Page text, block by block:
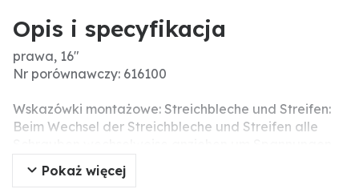
Opis i specyfikacja
prawa, 16"
Nr porównawczy: 616100
Wskazówki montażowe: Streichbleche und Streifen:
Beim Wechsel der Streichbleche und Streifen alle
und Brüche der Bauteile zu vermeiden. Verwenden
Sie Pappscheiben zum Ausgleich von Maßtoleranzen
Pokaż więcej